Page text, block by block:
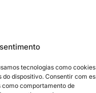
tecnologias como cookies
dispositivo. Consentir com
comportamento de